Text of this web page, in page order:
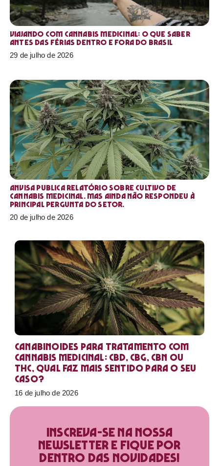
Viajando com cannabis medicinal: o que saber
antes das férias dentro e fora do Brasil
29 de julho de 2026
Anvisa publica relatório sobre cultivo de
Cannabis medicinal. Mas ainda não respondeu à
principal pergunta do setor.
20 de julho de 2026
Canabinoides para tratamento com
cannabis medicinal: CBD, CBG, CBN ou
THC, qual faz mais sentido para o seu
caso?
16 de julho de 2026
Inscreva-se na nossa
newsletter e fique por
dentro das novidades!​